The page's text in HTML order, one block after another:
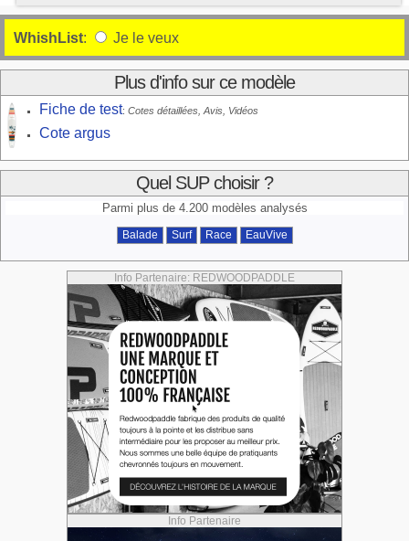
WhishList: Je le veux
Plus d'info sur ce modèle
Fiche de test: Cotes détaillées, Avis, Vidéos
Cote argus
Quel SUP choisir ?
Parmi plus de 4.200 modèles analysés
Balade Surf Race EauVive
Info Partenaire: REDWOODPADDLE
Info Partenaire